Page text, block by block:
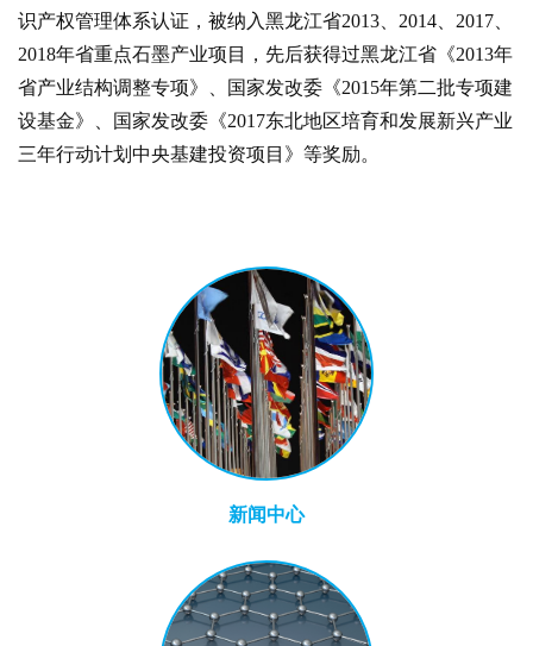
识产权管理体系认证，被纳入黑龙江省2013、2014、2017、
2018年省重点石墨产业项目，先后获得过黑龙江省《2013年
省产业结构调整专项》、国家发改委《2015年第二批专项建
设基金》、国家发改委《2017东北地区培育和发展新兴产业
三年行动计划中央基建投资项目》等奖励。
新闻中心